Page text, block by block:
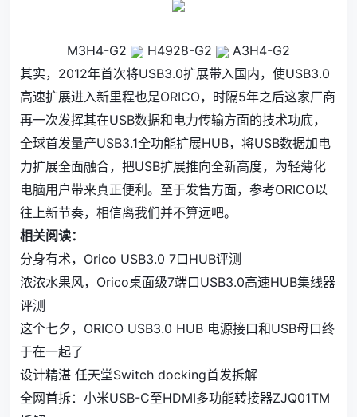
M3H4-G2 H4928-G2
A3H4-G2
其实，2012年首次将USB3.0扩展带入国内，使USB3.0
高速扩展进入新里程也是ORICO，时隔5年之后这家厂商
再一次发挥其在USB数据和电力传输方面的技术功底，
全球首发量产USB3.1全功能扩展HUB，将USB数据加电
力扩展全面融合，把USB扩展推向全新高度，为轻薄化
电脑用户带来真正便利。至于发售方面，参考ORICO以
往上新节奏，相信离我们并不算远吧。
相关阅读：
分身有术，Orico USB3.0 7口HUB评测
浓浓水果风，Orico桌面级7端口USB3.0高速HUB集线器
评测
这个七夕，ORICO USB3.0 HUB 电源接口和USB母口终
于在一起了
设计精湛 任天堂Switch docking首发拆解
全网首拆：小米USB-C至HDMI多功能转接器ZJQ01TM